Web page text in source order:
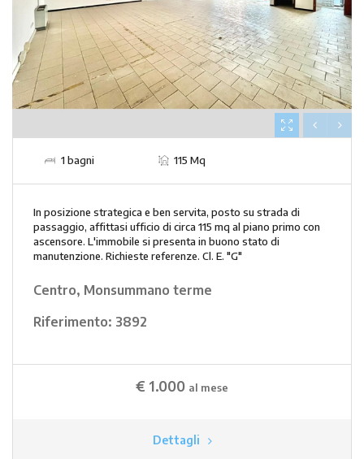
1 bagni 115 Mq
In posizione strategica e ben servita, posto su strada di
passaggio, affittasi ufficio di circa 115 mq al piano primo con
ascensore. L'immobile si presenta in buono stato di
manutenzione. Richieste referenze. Cl. E. "G"
Centro, Monsummano terme
Riferimento: 3892
€ 1.000 al mese
Dettagli